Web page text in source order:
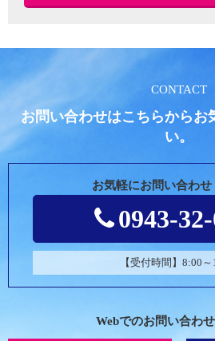
CONTACT
お問い合わせはこちらからお
い。
お気軽にお問い合わせ
0943-
【受付時間】8:00
Webでのお問い合わ